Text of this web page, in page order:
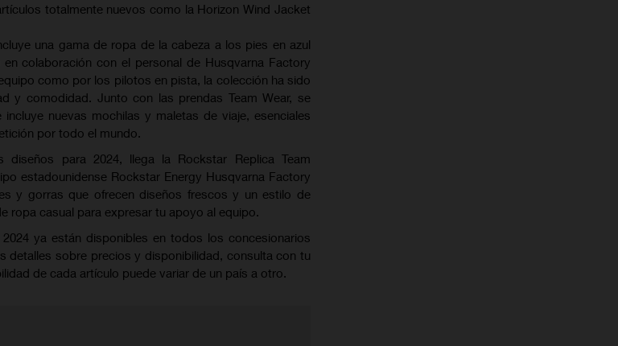
totalmente nuevos como la Horizon Wind Jacket
una gama de ropa de la cabeza a los pies en azul
colaboración con el personal de Husqvarna Factory
como por los pilotos en pista, la colección ha sido
y comodidad. Junto con las prendas Team Wear, se
nuevas mochilas y maletas de viaje, esenciales
por todo el mundo.
diseños para 2024, llega la Rockstar Replica Team
estadounidense Rockstar Energy Husqvarna Factory
y gorras que ofrecen diseños frescos y un estilo de
ropa casual para expresar tu apoyo al equipo.
ya están disponibles en todos los concesionarios
detalles sobre precios y disponibilidad, consulta con tu
de cada artículo puede variar de un país a otro.